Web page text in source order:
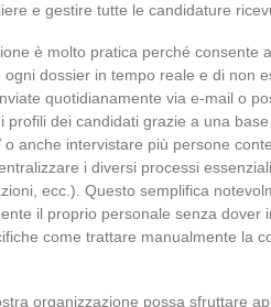
e gestire tutte le candidature
è molto pratica perché consente
ogni dossier in tempo reale e di non
quotidianamente via e-mail o
profili dei candidati grazie a una
o anche intervistare più persone
i diversi processi
ecc.). Questo semplifica
il proprio personale senza
come trattare manualmente la
organizzazione possa sfruttare